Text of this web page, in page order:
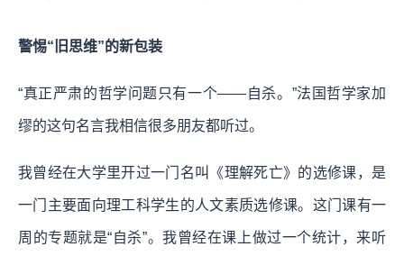
警惕“旧思维”的新包装
“真正严肃的哲学问题只有一个——自杀。”法国哲学家加
缪的这句名言我相信很多朋友都听过。
我曾经在大学里开过一门名叫《理解死亡》的选修课，是
一门主要面向理工科学生的人文素质选修课。这门课有一
周的专题就是“自杀”。我曾经在课上做过一个统计，来听